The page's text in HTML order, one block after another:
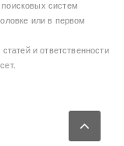
систем
или в первом
и ответственности